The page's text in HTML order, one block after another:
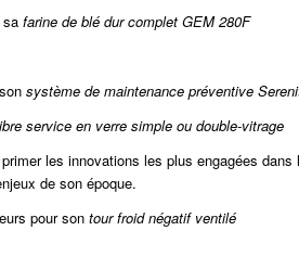
sa farine de blé dur complet GEM 280F
système de maintenance préventive
service en verre simple ou double-vitrage
les innovations les plus engagées
de son époque.
pour son tour froid négatif ventilé